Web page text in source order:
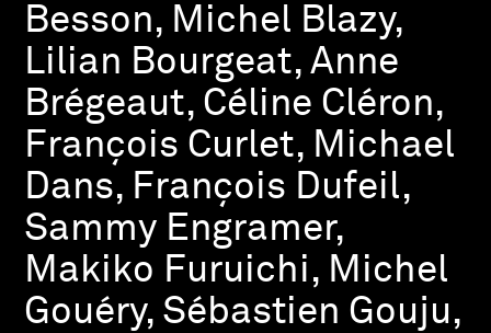
Besson, Michel Blazy,
Lilian Bourgeat, Anne
Brégeaut, Céline Cléron,
François Curlet, Michael
Dans, François Dufeil,
Sammy Engramer,
Makiko Furuichi, Michel
Gouéry, Sébastien Gouju,